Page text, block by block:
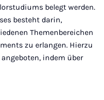
belegt werden.
besteht darin,
Themenbereichen
zu erlangen. Hierzu
indem über